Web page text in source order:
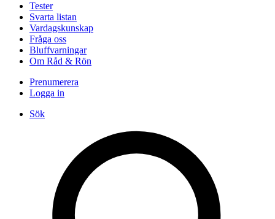
Tester
Svarta listan
Vardagskunskap
Fråga oss
Bluffvarningar
Om Råd & Rön
Prenumerera
Logga in
Sök